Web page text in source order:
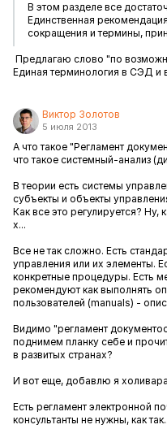
В этом разделе все
Единственная
сокращения и термины,
Предлагаю слово "по
Единая терминология в СЭД и
Виктор Золотов
5 июля 2013
А что такое "Регламент
что такое системный-анализ
В теории есть системы
субъекты и объекты
Как все это регулируется? Ну,
х...
Все не так сложно. Есть
управления или их элементы.
конкретные процедуры. Есть
рекомендуют как выполнять
пользователей (manuals) -
Видимо "регламент
поднимем планку себе и
в развитых странах?
И вот еще, добавлю я
Есть регламент электронной
консультанты не нужны, как